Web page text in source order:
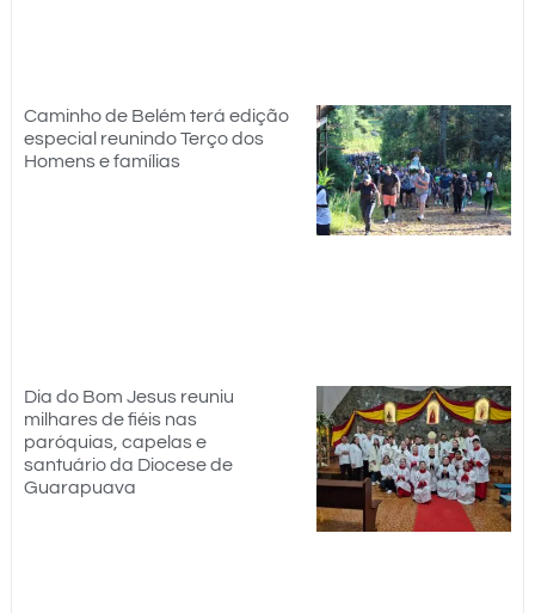
Caminho de Belém terá edição
especial reunindo Terço dos
Homens e famílias
Dia do Bom Jesus reuniu
milhares de fiéis nas
paróquias, capelas e
santuário da Diocese de
Guarapuava